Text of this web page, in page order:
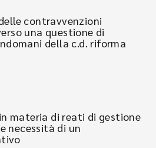
contravvenzioni
una questione di
della c.d. riforma
materia di reati di gestione
necessità di un